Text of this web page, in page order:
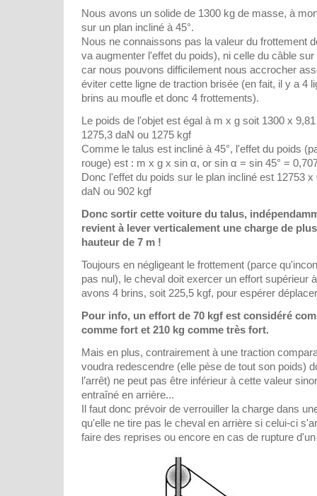
Nous avons un solide de 1300 kg de masse, à
sur un plan incliné à 45°.
Nous ne connaissons pas la valeur du frottement
va augmenter l'effet du poids), ni celle du câble
car nous pouvons difficilement nous accrocher
éviter cette ligne de traction brisée (en fait, il y a 4
brins au moufle et donc 4 frottements).
Le poids de l'objet est égal à m x g soit 1300 x
1275,3 daN ou 1275 kgf
Comme le talus est incliné à 45°, l'effet du poids
rouge) est : m x g x sin α, or sin α = sin 45° =
Donc l'effet du poids sur le plan incliné est 12753
daN ou 902 kgf
Donc sortir cette voiture du talus,
revient à lever verticalement une charge de
hauteur de 7 m !
Toujours en négligeant le frottement (parce
pas nul), le cheval doit exercer un effort supérieur
avons 4 brins, soit 225,5 kgf, pour espérer
Pour info, un effort de 70 kgf est considéré
comme fort et 210 kg comme très fort.
Mais en plus, contrairement à une traction
voudra redescendre (elle pèse de tout son poids)
l’arrêt) ne peut pas être inférieur à cette valeur
entraîné en arrière...
Il faut donc prévoir de verrouiller la charge dans
qu'elle ne tire pas le cheval en arrière si celui-ci
faire des reprises ou encore en cas de rupture